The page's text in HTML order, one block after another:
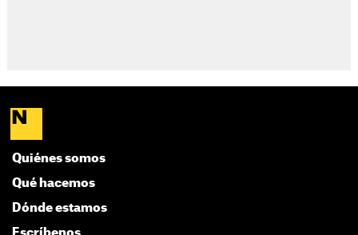
Quiénes somos
Qué hacemos
Dónde estamos